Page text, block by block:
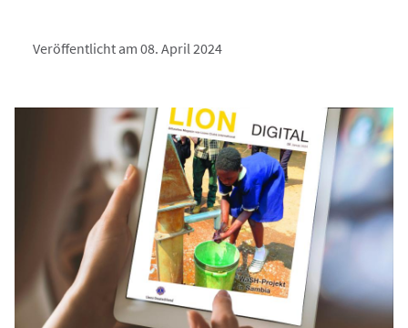
Veröffentlicht am 08. April 2024